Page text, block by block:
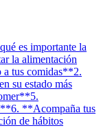
es importante la
la alimentación
tus comidas**2.
su estado más
5.
6. **Acompaña tus
de hábitos